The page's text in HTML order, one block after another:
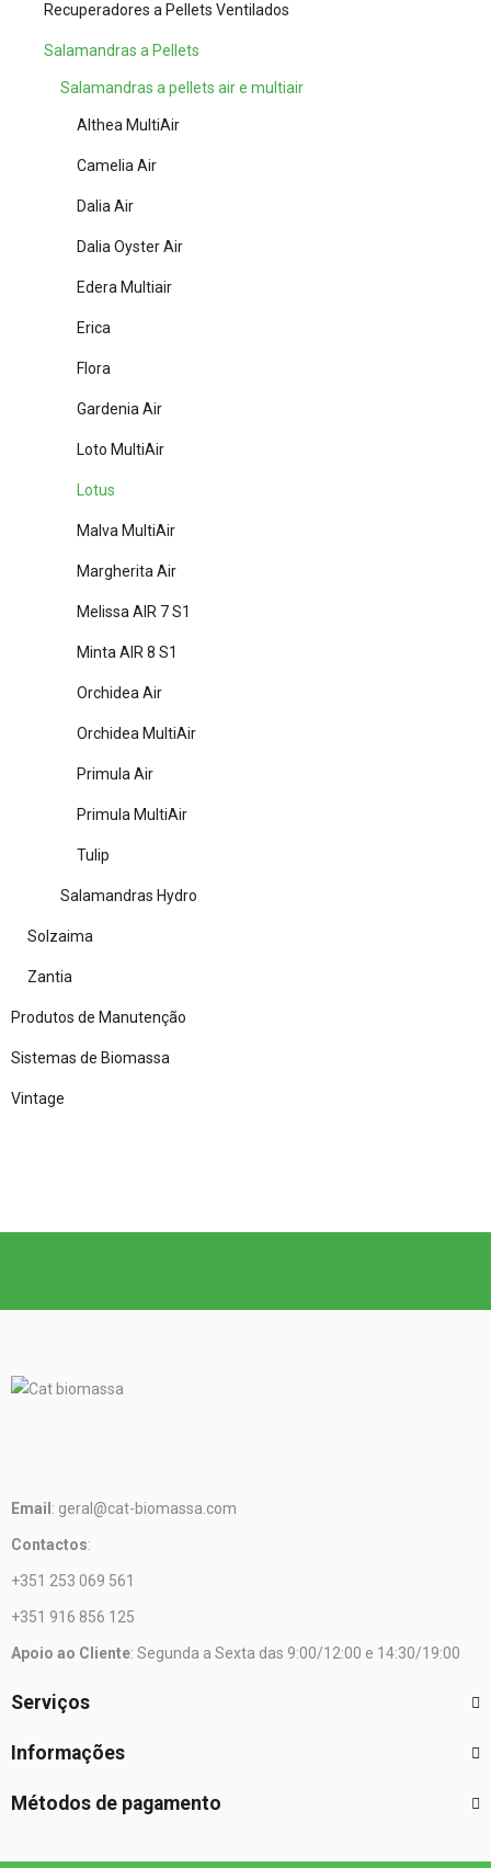
Recuperadores a Pellets Ventilados
Salamandras a Pellets
Salamandras a pellets air e multiair
Althea MultiAir
Camelia Air
Dalia Air
Dalia Oyster Air
Edera Multiair
Erica
Flora
Gardenia Air
Loto MultiAir
Lotus
Malva MultiAir
Margherita Air
Melissa AIR 7 S1
Minta AIR 8 S1
Orchidea Air
Orchidea MultiAir
Primula Air
Primula MultiAir
Tulip
Salamandras Hydro
Solzaima
Zantia
Produtos de Manutenção
Sistemas de Biomassa
Vintage
Email : geral@cat-biomassa.com
Contactos:
+351 253 069 561
+351 916 856 125
Apoio ao Cliente: Segunda a Sexta das 9:00/12:00 e 14:30/19:00
Serviços
Informações
Métodos de pagamento